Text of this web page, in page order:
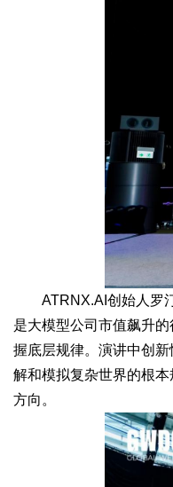
ATRNX.AI创始人罗
是大模型公司市值飙升
握底层规律。演讲中创
解和模拟复杂世界的根
方向。